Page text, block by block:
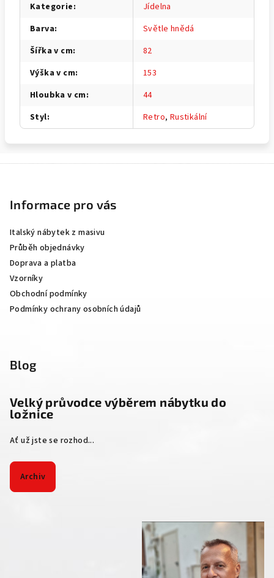
Kategorie:
Jídelna
Barva:
Světle hnědá
Šířka v cm:
82
Výška v cm:
153
Hloubka v cm:
44
Styl: Retro, Rustikální
Informace pro vás
Italský nábytek z masivu
Průběh objednávky
Doprava a platba
Vzorníky
Obchodní podmínky
Podmínky ochrany osobních údajů
Blog
Velký průvodce výběrem nábytku do
ložnice
Ať už jste se rozhod...
Archiv